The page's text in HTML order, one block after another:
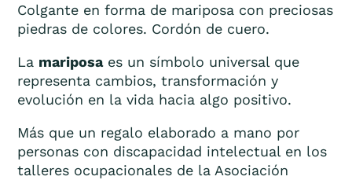
Colgante en forma de mariposa con preciosas
piedras de colores. Cordón de cuero.
La mariposaes un símbolo universal que
representa cambios, transformación y
evolución en la vida hacia algo positivo.
Más que un regalo elaborado a mano por
personas con discapacidad intelectual en los
talleres ocupacionales de la Asociación